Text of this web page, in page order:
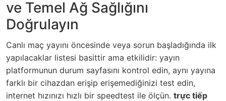
ve Temel Ağ Sağlığını
Doğrulayın
Canlı maç yayını öncesinde veya sorun başladığında ilk
yapılacaklar listesi basittir ama etkilidir: yayın
platformunun durum sayfasını kontrol edin, aynı yayına
farklı bir cihazdan erişip erişemediğinizi test edin,
internet hızınızı hızlı bir speedtest ile ölçün. trực tiếp